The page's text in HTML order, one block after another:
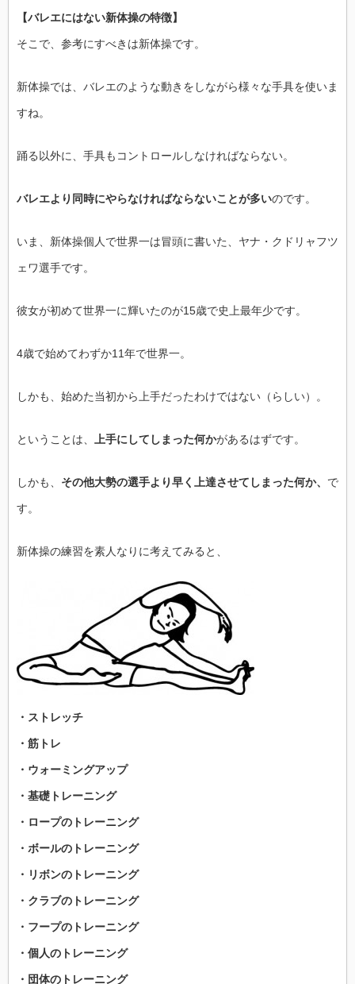
【バレエにはない新体操の特徴】
そこで、参考にすべきは新体操です。
新体操では、バレエのような動きをしながら様々な手具を使いま
すね。
踊る以外に、手具もコントロールしなければならない。
バレエより同時にやらなければならないことが多いのです。
いま、新体操個人で世界一は冒頭に書いた、ヤナ・クドリャフツ
ェワ選手です。
彼女が初めて世界一に輝いたのが15歳で史上最年少です。
4歳で始めてわずか11年で世界一。
しかも、始めた当初から上手だったわけではない（らしい）。
ということは、 上手にしてしまった何かがあるはずです。
しかも、 その他大勢の選手より早く上達させてしまった何か、 で
す。
新体操の練習を素人なりに考えてみると、
・ストレッチ
・筋トレ
・ウォーミングアップ
・基礎トレーニング
・ロープのトレーニング
・ボールのトレーニング
・リボンのトレーニング
・クラブのトレーニング
・フープのトレーニング
・個人のトレーニング
・団体のトレーニング